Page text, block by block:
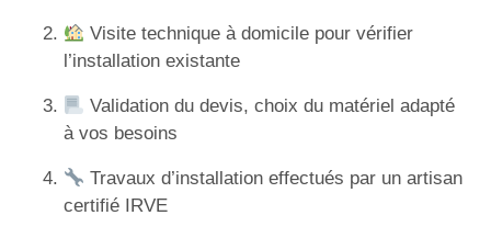
Visite technique à domicile pour vérifier
l’installation existante
Validation du devis, choix du matériel adapté
à vos besoins
Travaux d’installation effectués par un artisan
certifié IRVE